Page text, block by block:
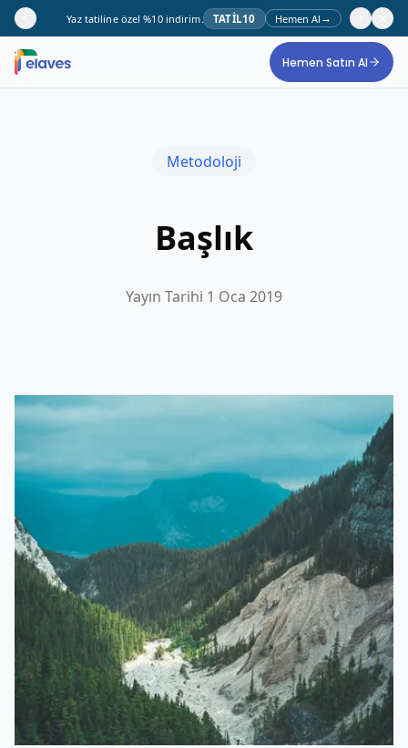
Yaz tatiline özel %10 indirim. TATİL10 Hemen Al →
Ana içeriğe geç
Hemen Satın Al
Metodoloji
Başlık
Yayın Tarihi 1 Oca 2019